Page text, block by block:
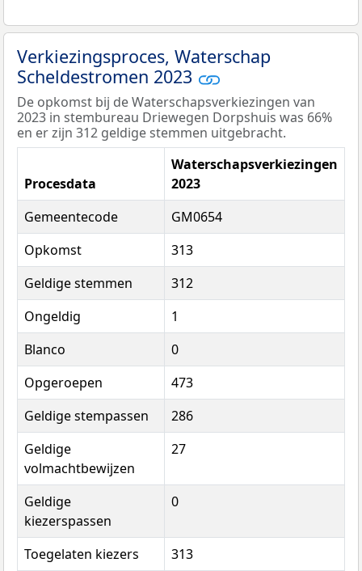
Verkiezingsproces, Waterschap
Scheldestromen 2023
De opkomst bij de Waterschapsverkiezingen van
2023 in stembureau Driewegen Dorpshuis was 66%
en er zijn 312 geldige stemmen uitgebracht.
Procesdata
Waterschapsverkiezingen
2023
Gemeentecode
GM0654
Opkomst
313
Geldige stemmen
312
Ongeldig
1
Blanco
0
Opgeroepen
473
Geldige stempassen
286
Geldige
volmachtbewijzen
27
Geldige
kiezerspassen
0
Toegelaten kiezers
313